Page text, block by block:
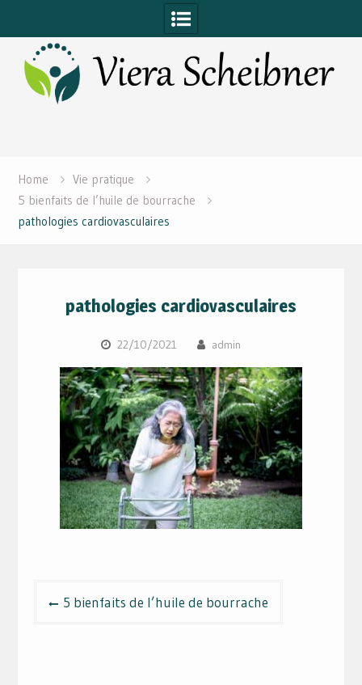
to
content
Home
Vie pratique
5 bienfaits de l’huile de bourrache
pathologies cardiovasculaires
pathologies cardiovasculaires
22/10/2021 admin
5 bienfaits de l’huile de bourrache